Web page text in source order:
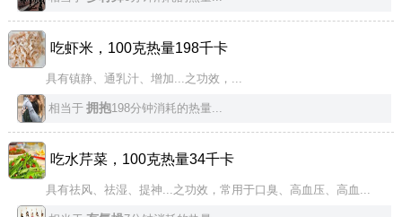
吃虾米，100克热量198千卡
具有镇静、通乳汁、增加...之功效，...
相当于 拥抱198分钟消耗的热量...
吃水芹菜，100克热量34千卡
具有祛风、祛湿、提神...之功效，常用于口臭、高血压、高血...